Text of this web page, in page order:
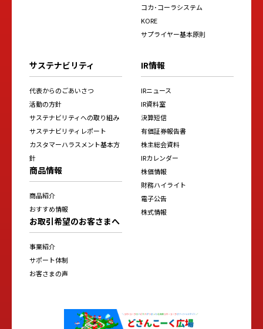
コカ･コーラシステム
KORE
サプライヤー基本原則
サステナビリティ
代表からのごあいさつ
活動の方針
サステナビリティへの取り組み
サステナビリティレポート
カスタマーハラスメント基本方
針
商品情報
商品紹介
おすすめ情報
お取引希望のお客さまへ
事業紹介
サポート体制
お客さまの声
IR情報
IRニュース
IR資料室
決算短信
有価証券報告書
株主総会資料
IRカレンダー
株価情報
財務ハイライト
電子公告
株式情報